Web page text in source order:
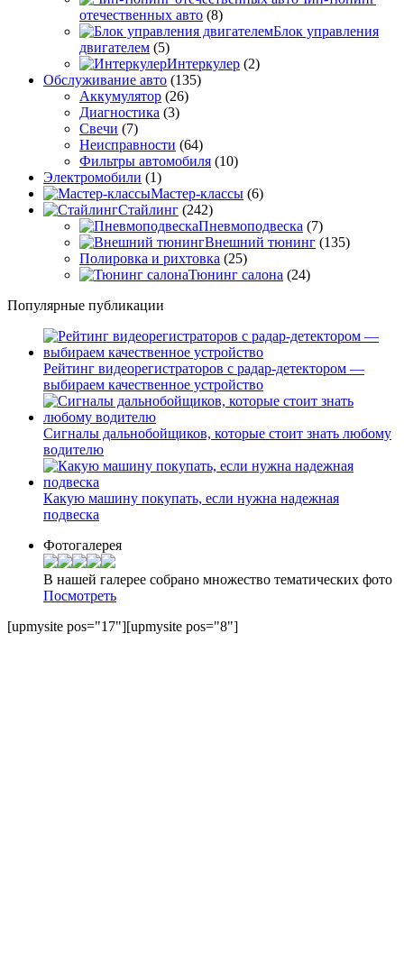
отечественных авто (8)
Блок управления
двигателем (5)
Интеркулер (2)
Обслуживание авто (135)
Аккумулятор (26)
Диагностика (3)
Свечи (7)
Неисправности (64)
Фильтры автомобиля (10)
Электромобили (1)
Мастер-классы (6)
Стайлинг (242)
Пневмоподвеска (7)
Внешний тюнинг (135)
Полировка и рихтовка (25)
Тюнинг салона (24)
Популярные публикации
Рейтинг видеорегистраторов с радар-детектором —
выбираем качественное устройство
Сигналы дальнобойщиков, которые стоит знать любому
водителю
Какую машину покупать, если нужна надежная
подвеска
Фотогалерея
В нашей галерее собрано множество тематических фото
Посмотреть
[upmysite pos="17"][upmysite pos="8"]